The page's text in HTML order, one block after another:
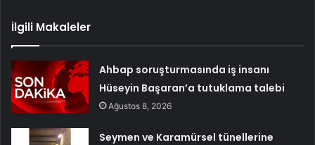
İlgili Makaleler
Ahbap soruşturmasında iş insanı
Hüseyin Başaran’a tutuklama talebi
Ağustos 8, 2026
Seymen ve Karamürsel tünellerine